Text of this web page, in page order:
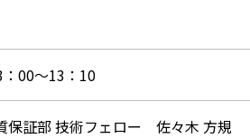
00～13：10
証部 技術フェロー 佐々木 方規